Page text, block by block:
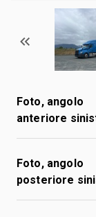
Foto, angolo
anteriore
Foto, angolo
posteriore